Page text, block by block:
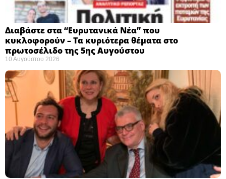
Διαβάστε στα “Ευρυτανικά Νέα” που
κυκλοφορούν – Τα κυριότερα θέματα στο
πρωτοσέλιδο της 5ης Αυγούστου
10 Αυγούστου 2026